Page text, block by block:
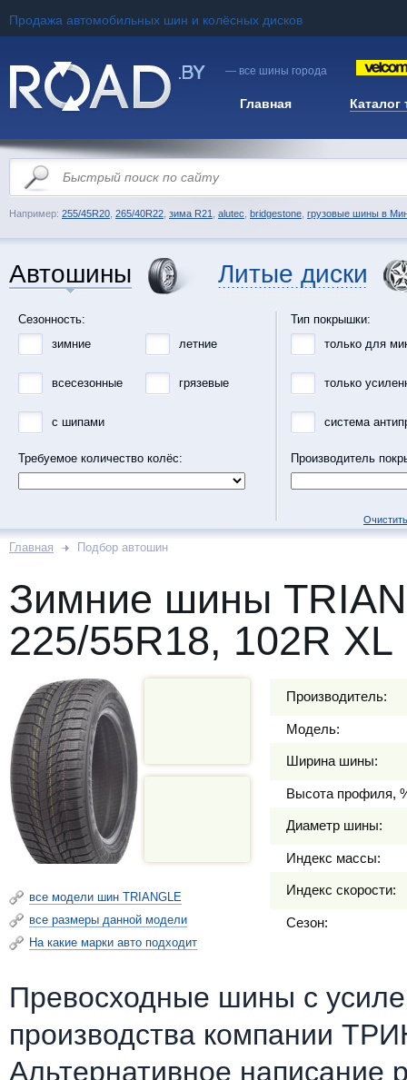
Продажа автомобильных шин и колёсных дисков
— все шины города
Главная Каталог
Например: 255/45R20 265/40R22 зима R21 alutec bridgestone грузовые шины в
Автошины Литые диски
Сезонность:
зимние
летние
всесезонные грязевые
с шипами
Требуемое количество колёс:
Тип покрышки:
только для
только
система
Производитель
Главная Подбор автошин
Зимние шины
225/55R18, 102R XL
все модели шин TRIANGLE
все размеры данной модели
На какие марки авто подходит
Производитель:
Модель:
Ширина шины:
Высота профиля,
Диаметр шины:
Индекс массы:
Индекс скорости:
Сезон:
Превосходные шины c
производства компании
Альтернативное написание